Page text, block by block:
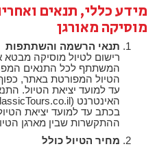
מידע כללי, תנאים
מוסיקה מאורגן
תנאי הרשמה והשתתפות
רישום לטיול מוסיקה
המשתתף לכל התנאים
הטיול המפורטת באתר,
עד למועד יציאת הטיול.
בכתב עד למועד יציאת
ההתקשרות שבין מארגן
מחיר הטיול כולל